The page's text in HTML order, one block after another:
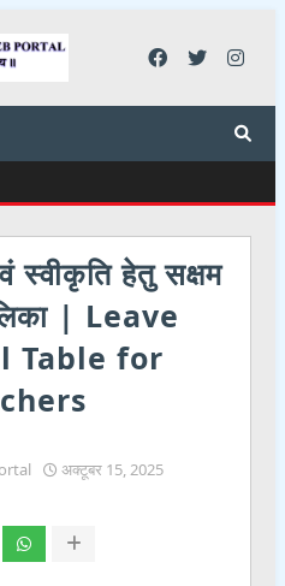
हेतु सक्षम
| Leave
Table for
अक्टूबर 15, 2025